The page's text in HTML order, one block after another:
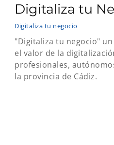
Digitaliza tu
Digitaliza tu negocio
"Digitaliza tu negocio"
el valor de la
profesionales,
la provincia de Cádiz.